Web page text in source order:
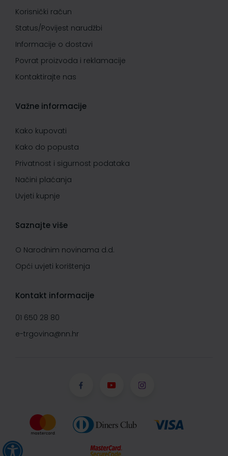
Korisnički račun
Status/Povijest narudžbi
Informacije o dostavi
Povrat proizvoda i reklamacije
Kontaktirajte nas
Važne informacije
Kako kupovati
Kako do popusta
Privatnost i sigurnost podataka
Načini plaćanja
Uvjeti kupnje
Saznajte više
O Narodnim novinama d.d.
Opći uvjeti korištenja
Kontakt informacije
01 650 28 80
e-trgovina@nn.hr